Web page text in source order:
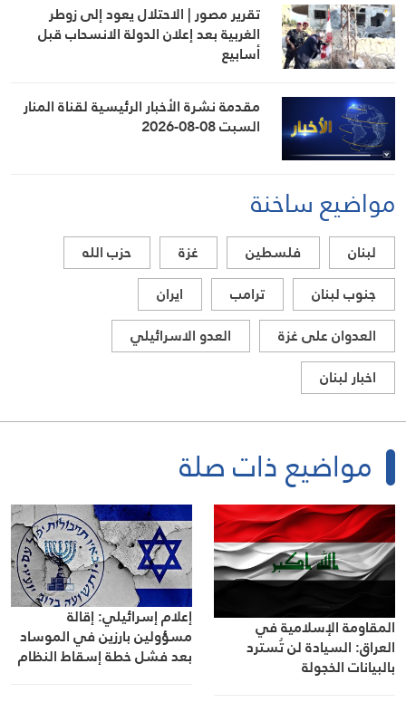
تقرير مصور | الاحتلال يعود إلى زوطر
الغربية بعد إعلان الدولة الانسحاب قبل
أسابيع
مقدمة نشرة الأخبار الرئيسية لقناة المنار
السبت 08-08-2026
مواضيع ساخنة
لبنان فلسطين غزة
حزب الله
جنوب لبنان
ترامب
ايران
العدوان على غزة
العدو الاسرائيلي
اخبار لبنان
مواضيع ذات صلة
المقاومة الإسلامية في
العراق: السيادة لن تُسترد
بالبيانات الخجولة
إعلام إسرائيلي: إقالة
مسؤولين بارزين في الموساد
بعد فشل خطة إسقاط النظام